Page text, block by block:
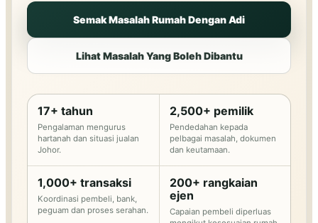
Semak Masalah Rumah Dengan Adi
Lihat Masalah Yang Boleh Dibantu
17+ tahun
Pengalaman mengurus
hartanah dan situasi jualan
Johor.
2,500+ pemilik
Pendedahan kepada
pelbagai masalah, dokumen
dan keutamaan.
1,000+ transaksi
Koordinasi pembeli, bank,
peguam dan proses serahan.
200+ rangkaian
ejen
Capaian pembeli diperluas